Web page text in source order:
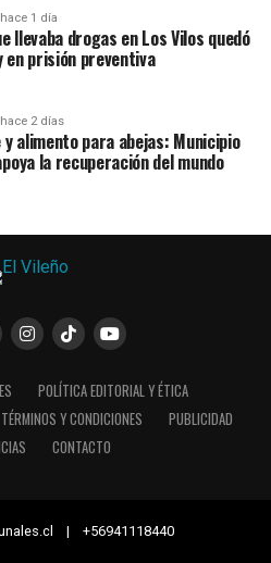
hace 1 día
llevaba drogas en Los Vilos quedó
en prisión preventiva
hace 2 días
alimento para abejas: Municipio
la recuperación del mundo
POLÍTICA EDITORIAL Y ÉTICA
TÉRMINOS Y CONDICIONES
PUBLICIDAD
CONTACTO
| +56941118440